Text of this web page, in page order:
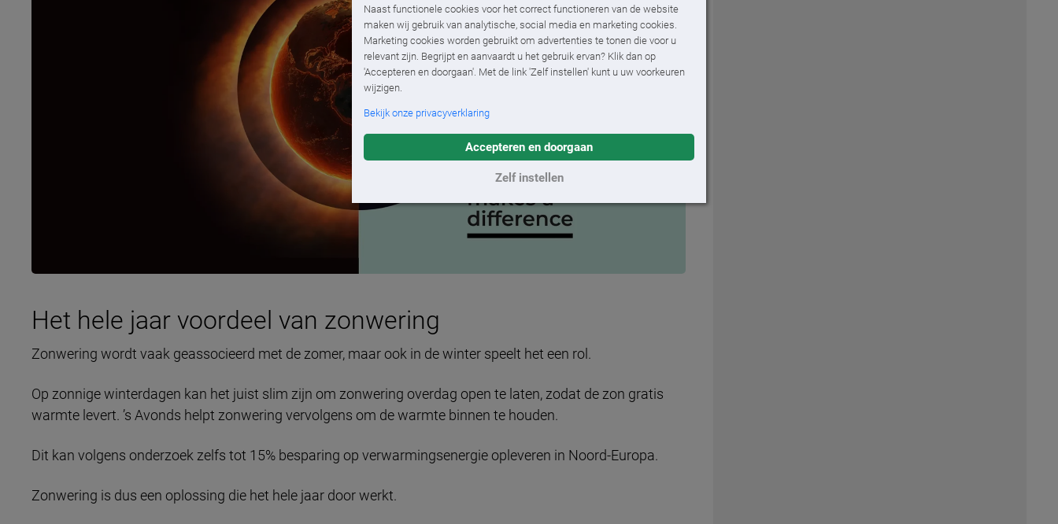
Naast functionele cookies voor het correct functioneren van de website
maken wij gebruik van analytische, social media en marketing cookies.
Marketing cookies worden gebruikt om advertenties te tonen die voor u
relevant zijn. Begrijpt en aanvaardt u het gebruik ervan? Klik dan op
'Accepteren en doorgaan'. Met de link 'Zelf instellen' kunt u uw voorkeuren
wijzigen.
Bekijk onze privacyverklaring
Accepteren en doorgaan
Zelf instellen
Het hele jaar voordeel van zonwering
Zonwering wordt vaak geassocieerd met de zomer, maar ook in de winter speelt het een rol.
Op zonnige winterdagen kan het juist slim zijn om zonwering overdag open te laten, zodat de zon gratis
warmte levert. ’s Avonds helpt zonwering vervolgens om de warmte binnen te houden.
Dit kan volgens onderzoek zelfs tot 15% besparing op verwarmingsenergie opleveren in Noord-Europa.
Zonwering is dus een oplossing die het hele jaar door werkt.